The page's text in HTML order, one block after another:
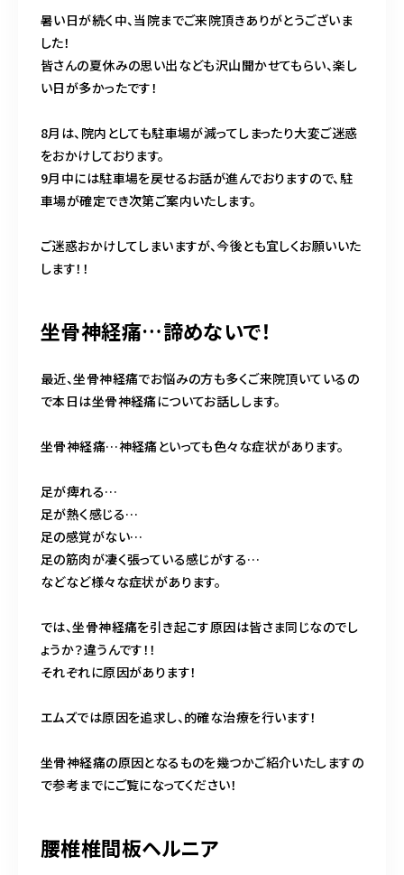
暑い日が続く中、当院までご来院頂きありがとうございま
した！
皆さんの夏休みの思い出なども沢山聞かせてもらい、楽し
い日が多かったです！
8月は、院内としても駐車場が減ってしまったり大変ご迷惑
をおかけしております。
9月中には駐車場を戻せるお話が進んでおりますので、駐
車場が確定でき次第ご案内いたします。
ご迷惑おかけしてしまいますが、今後とも宜しくお願いいた
します！！
坐骨神経痛…諦めないで！
最近、坐骨神経痛でお悩みの方も多くご来院頂いているの
で本日は坐骨神経痛についてお話しします。
坐骨神経痛…神経痛といっても色々な症状があります。
足が痺れる…
足が熱く感じる…
足の感覚がない…
足の筋肉が凄く張っている感じがする…
などなど様々な症状があります。
では、坐骨神経痛を引き起こす原因は皆さま同じなのでし
ょうか？違うんです！！
それぞれに原因があります！
エムズでは原因を追求し、的確な治療を行います！
坐骨神経痛の原因となるものを幾つかご紹介いたしますの
で参考までにご覧になってください！
腰椎椎間板ヘルニア